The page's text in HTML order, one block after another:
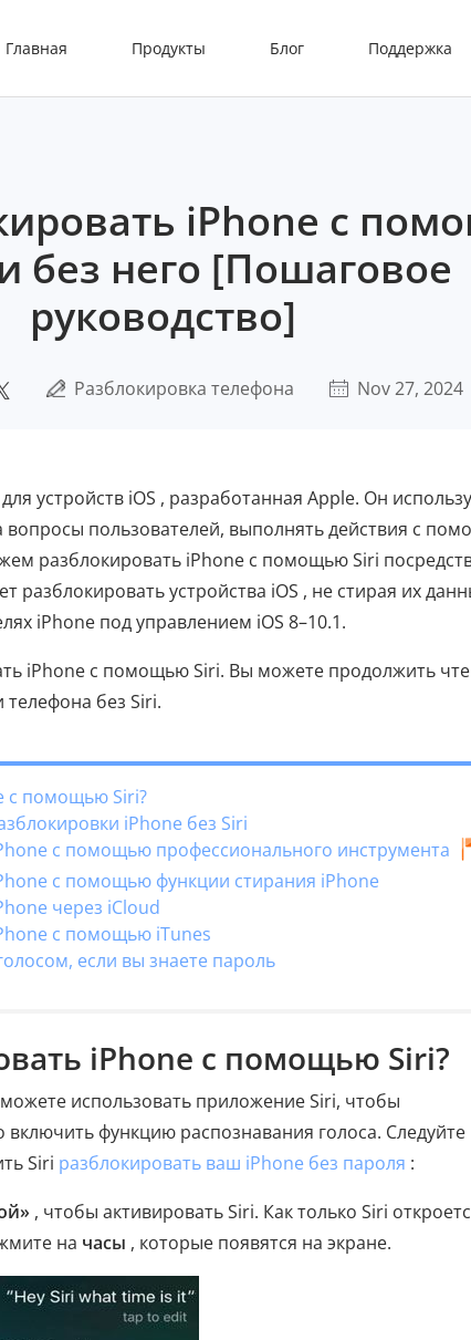
Главная Продукты Блог Поддержка
iPhone с
без него [Пошаговое
руководство]
Разблокировка телефона Nov 27, 2024
устройств iOS , разработанная Apple. Он
вопросы пользователей, выполнять действия с
разблокировать iPhone с помощью Siri
разблокировать устройства iOS , не стирая их
iPhone под управлением iOS 8–10.1.
iPhone с помощью Siri. Вы можете продолжить
без Siri.
с помощью Siri?
iPhone без Siri
с помощью профессионального инструмента
с помощью функции стирания iPhone
через iCloud
с помощью iTunes
если вы знаете пароль
iPhone с помощью Siri?
использовать приложение Siri, чтобы
функцию распознавания голоса. Следуйте
Siri разблокировать ваш iPhone без пароля :
, чтобы активировать Siri. Как только Siri
на часы , которые появятся на экране.